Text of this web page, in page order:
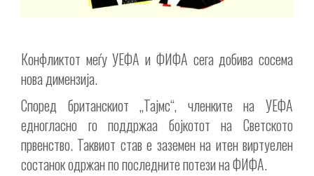
Конфликтот меѓу УЕФА и ФИФА сега добива сосема
нова димензија.
Според британскиот „Тајмс“, членките на УЕФА
едногласно го поддржаа бојкотот на Светското
првенство. Таквиот став е заземен на итен виртуелен
состанок одржан по последните потези на ФИФА.